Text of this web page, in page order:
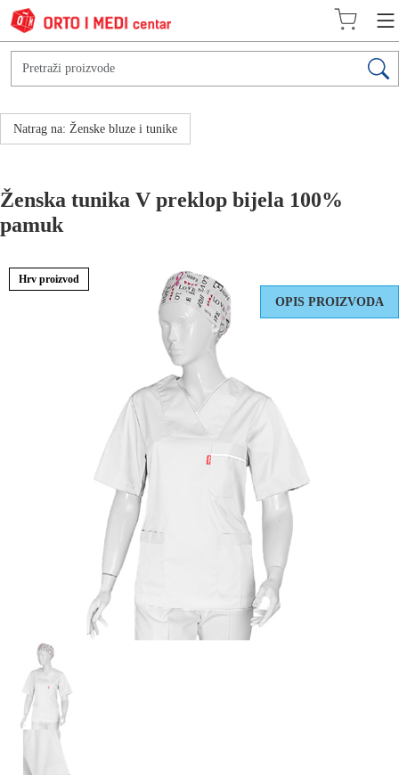
Natrag na: Ženske bluze i tunike
Ženska tunika V preklop bijela 100%
pamuk
Hrv proizvod
OPIS PROIZVODA